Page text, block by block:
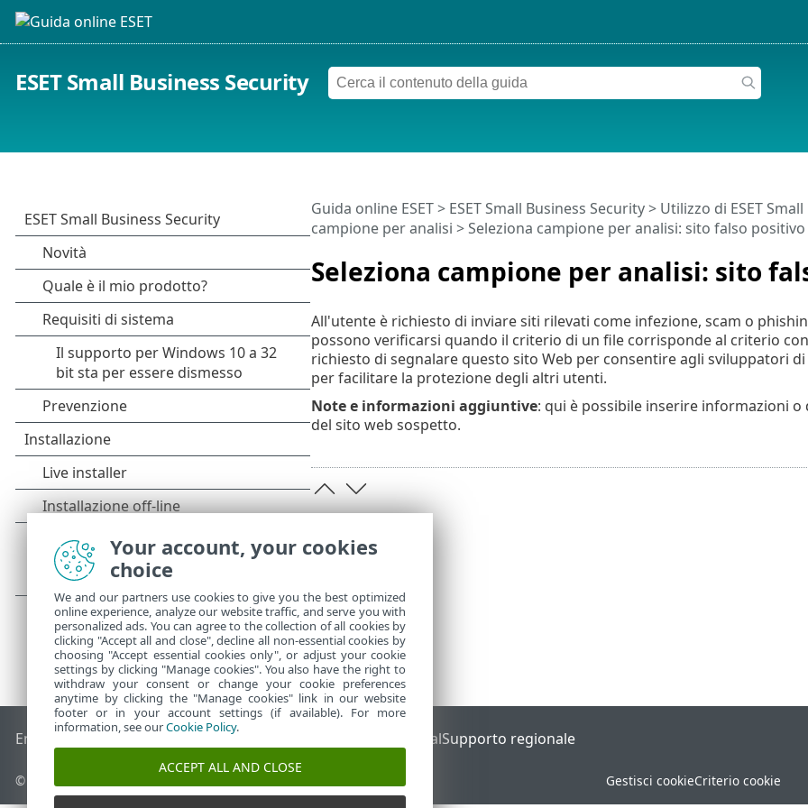
ESET Small Business Security
Seleziona campione per analisi: sito
Guida online ESET> ESET Small Business Security> Utilizzo di ESET
campione per analisi > Seleziona campione per analisi: sito falso positivo
All'utente è richiesto di inviare siti rilevati come infezione, scam o
possono verificarsi quando il criterio di un file corrisponde al criterio
richiesto di segnalare questo sito Web per consentire agli sviluppatori
per facilitare la protezione degli altri utenti.
Note e informazioni aggiuntive: qui è possibile inserire informazioni
del sito web sospetto.
End of Life ESET Knowledge Base ESET Status PortalSupporto regionale
© 1992 - 2026 ESET, spol. s r.o. - Tutti i diritti riservati. Gestisci cookieCriterio cookie
Your account, your cookies
choice
We and our partners use cookies to give you the best optimized
online experience, analyze our website traffic, and serve you with
personalized ads. You can agree to the collection of all cookies by
clicking "Accept all and close", decline all non-essential cookies by
choosing "Accept essential cookies only", or adjust your cookie
settings by clicking "Manage cookies". You also have the right to
withdraw your consent or change your cookie preferences
anytime by clicking the "Manage cookies" link in our website
footer or in your account settings (if available). For more
information, see ourCookie Policy.
ACCEPT ALL AND CLOSE